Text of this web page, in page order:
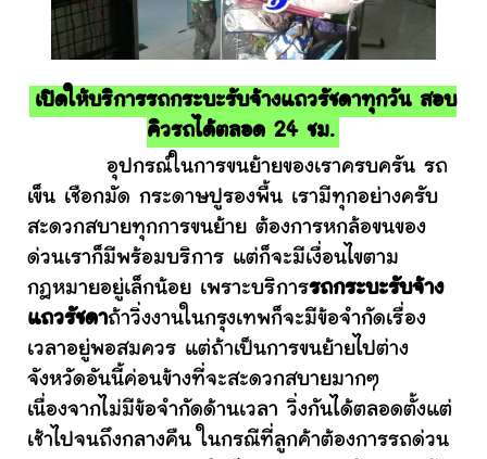
เปิดให้บริการรถกระบะรับจ้างแถวรัชดาทุกวัน สอบ
คิวรถได้ตลอด 24 ชม.
อุปกรณ์ในการขนย้ายของเราครบครัน รถ
เข็น เชือกมัด กระดาษปูรองพื้น เรามีทุกอย่างครับ
สะดวกสบายทุกการขนย้าย ต้องการหกล้อขนของ
ด่วนเราก็มีพร้อมบริการ แต่ก็จะมีเงื่อนไขตาม
กฎหมายอยู่เล็กน้อย เพราะบริการรถกระบะรับจ้าง
แถวรัชดาถ้าวิ่งงานในกรุงเทพก็จะมีข้อจำกัดเรื่อง
เวลาอยู่พอสมควร แต่ถ้าเป็นการขนย้ายไปต่าง
จังหวัดอันนี้ค่อนข้างที่จะสะดวกสบายมากๆ
เนื่องจากไม่มีข้อจำกัดด้านเวลา วิ่งกันได้ตลอดตั้งแต่
เช้าไปจนถึงกลางคืน ในกรณีที่ลูกค้าต้องการรถด่วน